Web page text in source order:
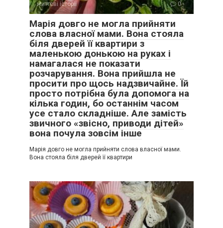
життєві історії 0
Марія довго не могла прийняти
слова власної мами. Вона стояла
біля дверей її квартири з
маленькою донькою на руках і
намагалася не показати
розчарування. Вона прийшла не
просити про щось надзвичайне. Їй
просто потрібна була допомога на
кілька годин, бо останнім часом
усе стало складніше. Але замість
звичного «звісно, приводи дітей»
вона почула зовсім інше
Марія довго не могла прийняти слова власної мами.
Вона стояла біля дверей її квартири